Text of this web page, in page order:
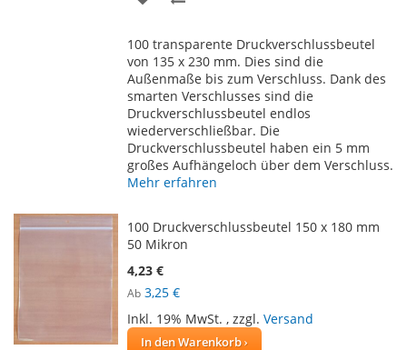
HINZUFÜGEN
HINZUFÜGEN
100 transparente Druckverschlussbeutel
von 135 x 230 mm. Dies sind die
Außenmaße bis zum Verschluss. Dank des
smarten Verschlusses sind die
Druckverschlussbeutel endlos
wiederverschließbar. Die
Druckverschlussbeutel haben ein 5 mm
großes Aufhängeloch über dem Verschluss.
Mehr erfahren
100 Druckverschlussbeutel 150 x 180 mm
50 Mikron
4,23 €
Ab 3,25 €
Inkl. 19% MwSt. , zzgl. Versand
In den Warenkorb